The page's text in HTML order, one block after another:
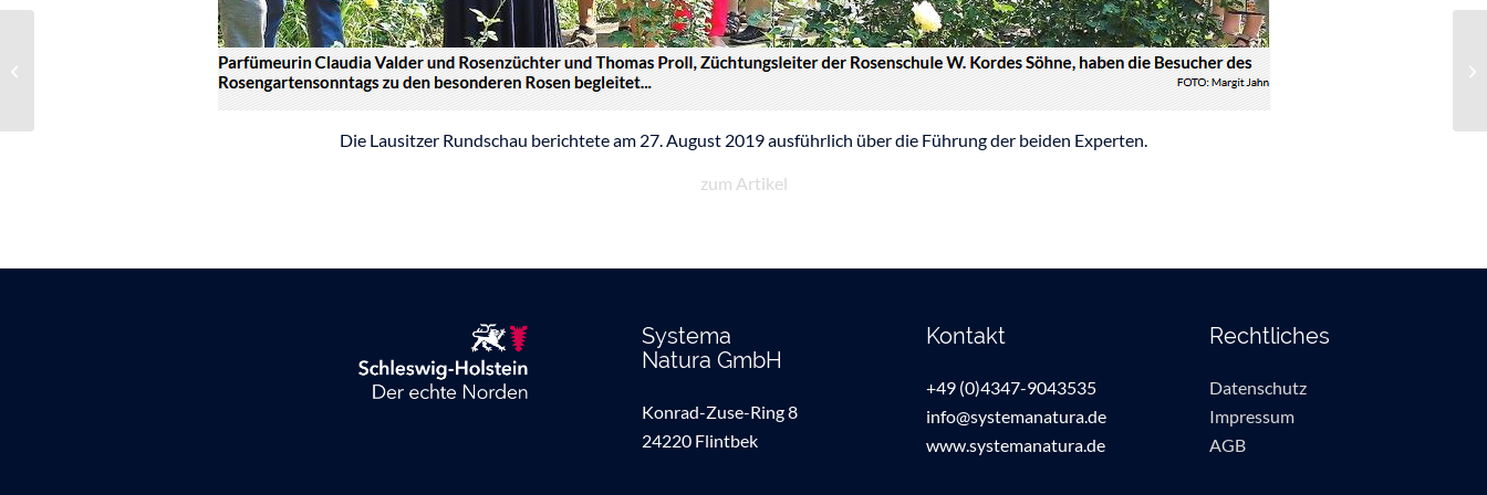
Die Lausitzer Rundschau berichtete am 27. August 2019 ausführlich über die Führung der beiden Experten.
zum Artikel
Systema
Natura GmbH
Konrad-Zuse-Ring 8
24220 Flintbek
Kontakt
+49 (0)4347-9043535
info@systemanatura.de
www.systemanatura.de
Rechtliches
Datenschutz
Impressum
AGB